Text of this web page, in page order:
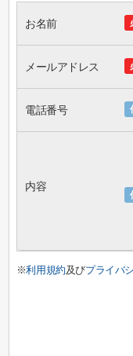
お名前
メールアドレス
電話番号
内容
※利用規約及びプライバ